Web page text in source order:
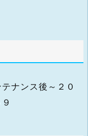
ナンス後～２０